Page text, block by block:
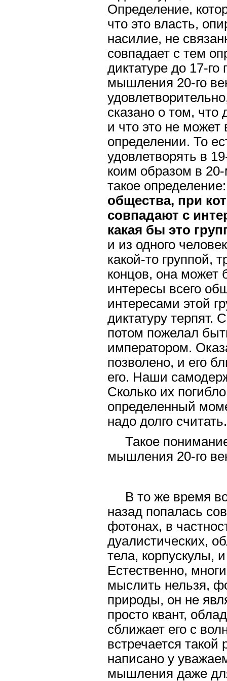
Определение,
что это власть,
насилие, не
совпадает с тем
диктатуре до 17-го
мышления 20-го
сказано о том, что
и что это не может
определении. То
удовлетворять в
коим образом в
такое
общества, при
совпадают с
какая бы это
и из одного
какой-то группой,
концов, она может
интересы всего
интересами этой
диктатуру терпят.
потом пожелал
императором.
позволено, и его
его. Наши
Сколько их
определенный
надо долго считать.
Такое
мышления 20-го
В то же время
назад попалась
фотонах, в
дуалистических,
тела, корпускулы,
Естественно,
мыслить нельзя,
природы, он не
просто квант,
сближает его с
встречается
написано у
мышления даже